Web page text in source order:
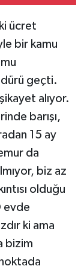
ücret
bir kamu
geçti.
alıyor.
barışı,
15 ay
da
biz az
olduğu
evde
ki ama
bizim